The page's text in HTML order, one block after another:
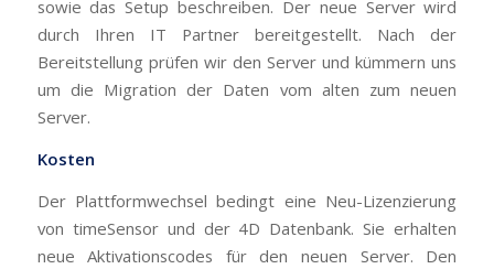
sowie das Setup beschreiben. Der neue Server wird
durch Ihren IT Partner bereitgestellt. Nach der
Bereitstellung prüfen wir den Server und kümmern uns
um die Migration der Daten vom alten zum neuen
Server.
Kosten
Der Plattformwechsel bedingt eine Neu-Lizenzierung
von timeSensor und der 4D Datenbank. Sie erhalten
neue Aktivationscodes für den neuen Server. Den